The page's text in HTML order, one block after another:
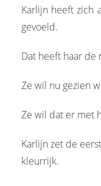
Karlijn heeft zich
gevoeld.
Dat heeft haar de
Ze wil nu gezien
Ze wil dat er met
Karlijn zet de
kleurrijk.